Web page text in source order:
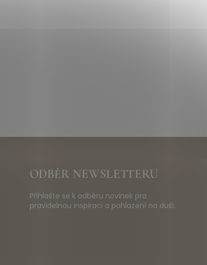
ODBĚR NEWSLETTERU
Přihlašte se k odběru novinek pro
pravidelnou inspiraci a pohlazení na duši.